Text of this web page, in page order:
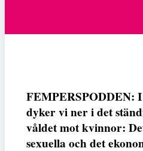
FEMPERSPODDEN:
dyker vi ner i det
våldet mot kvinnor:
sexuella och det